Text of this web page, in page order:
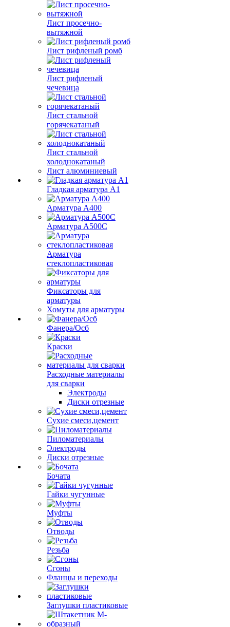
Лист просечно-
вытяжной
Лист рифленый ромб
Лист рифленый
чечевица
Лист стальной
горячекатаный
Лист стальной
холоднокатаный
Лист алюминиевый
Гладкая арматура А1
Арматура А400
Арматура A500C
Арматура
стеклопластиковая
Фиксаторы для
арматуры
Хомуты для арматуры
Фанера/Осб
Краски
Расходные материалы
для сварки
Электроды
Диски отрезные
Сухие смеси,цемент
Пиломатериалы
Электроды
Диски отрезные
Бочата
Гайки чугунные
Муфты
Отводы
Резьба
Сгоны
Фланцы и переходы
Заглушки пластиковые